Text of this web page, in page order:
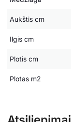
Aukštis cm
Ilgis cm
Plotis cm
Plotas m2